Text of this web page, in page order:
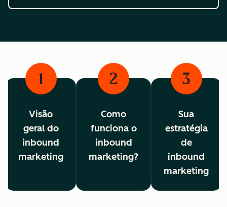
1
Visão
geral do
inbound
marketing
2
Como
funciona o
inbound
marketing?
3
Sua
estratégia
de
inbound
marketing